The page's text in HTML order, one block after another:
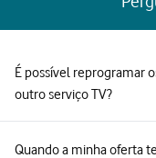
É possível reprogramar
outro serviço TV?
Quando a minha oferta